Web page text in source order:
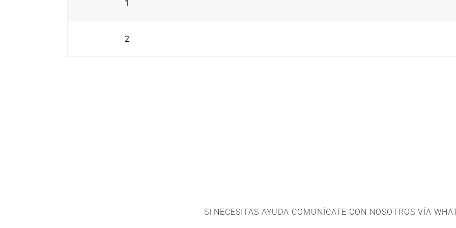
1
2
SI NECESITAS AYUDA COMUNÍCATE CON NOSOTROS VÍA